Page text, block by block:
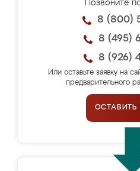
Позвоните
8 (800)
8 (495)
8 (926)
Или оставьте заявку на
предварительного
ОСТАВИТЬ